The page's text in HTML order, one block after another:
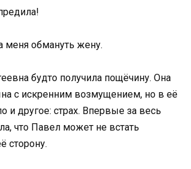
меня обмануть жену.
будто получила пощёчину. Она
с искренним возмущением, но в её
и другое: страх. Впервые за весь
что Павел может не встать
сторону.